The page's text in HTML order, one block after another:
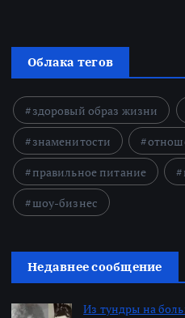
Облака тегов
здоровый образ жизни
знаменитости
правильное питание
шоу-бизнес
Недавнее сообщение
Из тундры на